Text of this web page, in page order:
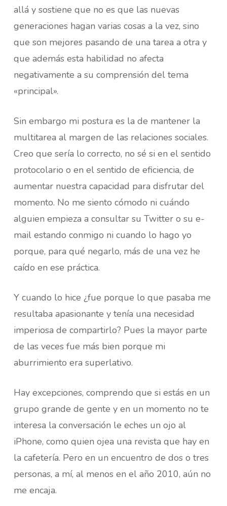
allá y sostiene que no es que las nuevas
generaciones hagan varias cosas a la vez, sino
que son mejores pasando de una tarea a otra y
que además esta habilidad no afecta
negativamente a su comprensión del tema
«principal».
Sin embargo mi postura es la de mantener la
multitarea al margen de las relaciones sociales.
Creo que sería lo correcto, no sé si en el sentido
protocolario o en el sentido de eficiencia, de
aumentar nuestra capacidad para disfrutar del
momento. No me siento cómodo ni cuándo
alguien empieza a consultar su Twitter o su e-
mail estando conmigo ni cuando lo hago yo
porque, para qué negarlo, más de una vez he
caído en ese práctica.
Y cuando lo hice ¿fue porque lo que pasaba me
resultaba apasionante y tenía una necesidad
imperiosa de compartirlo? Pues la mayor parte
de las veces fue más bien porque mi
aburrimiento era superlativo.
Hay excepciones, comprendo que si estás en un
grupo grande de gente y en un momento no te
interesa la conversación le eches un ojo al
iPhone, como quien ojea una revista que hay en
la cafetería. Pero en un encuentro de dos o tres
personas, a mí, al menos en el año 2010, aún no
me encaja.